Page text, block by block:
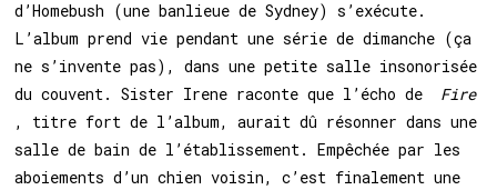
d’Homebush (une banlieue de Sydney) s’exécute.
L’album prend vie pendant une série de dimanche (ça
ne s’invente pas), dans une petite salle insonorisée
du couvent. Sister Irene raconte que l’écho de
Fire
, titre fort de l’album, aurait dû résonner dans une
salle de bain de l’établissement. Empêchée par les
aboiements d’un chien voisin, c’est finalement une